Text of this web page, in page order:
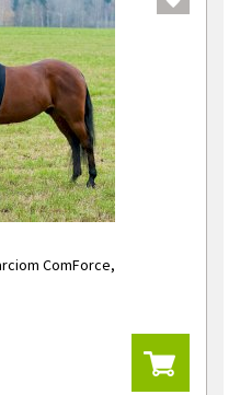
ComForce,